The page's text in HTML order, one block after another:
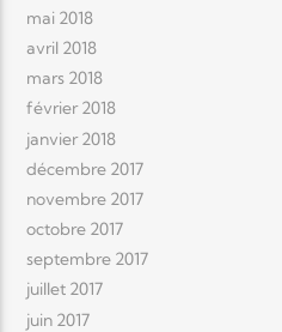
mai 2018
avril 2018
mars 2018
février 2018
janvier 2018
décembre 2017
novembre 2017
octobre 2017
septembre 2017
juillet 2017
juin 2017